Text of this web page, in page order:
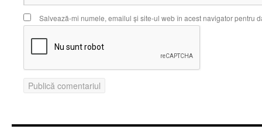
Salvează-mi numele, emailul și site-ul web în acest navigator pentru